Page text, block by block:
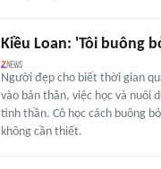
Kiều Loan: 'Tôi buông
Người đẹp cho biết thời gian
vào bản thân, việc học và nuôi
tinh thần. Cô học cách buông
không cần thiết.